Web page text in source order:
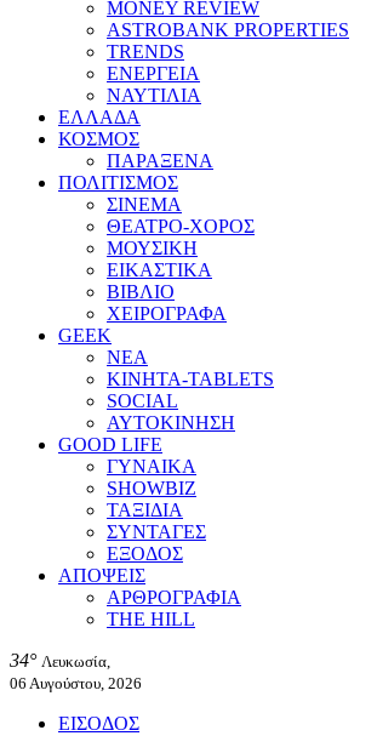
MONEY REVIEW
ASTROBANK PROPERTIES
TRENDS
ΕΝΕΡΓΕΙΑ
ΝΑΥΤΙΛΙΑ
ΕΛΛΑΔΑ
ΚΟΣΜΟΣ
ΠΑΡΑΞΕΝΑ
ΠΟΛΙΤΙΣΜΟΣ
ΣΙΝΕΜΑ
ΘΕΑΤΡΟ-ΧΟΡΟΣ
ΜΟΥΣΙΚΗ
ΕΙΚΑΣΤΙΚΑ
ΒΙΒΛΙΟ
ΧΕΙΡΟΓΡΑΦΑ
GEEK
ΝΕΑ
ΚΙΝΗΤΑ-TABLETS
SOCIAL
ΑΥΤΟΚΙΝΗΣΗ
GOOD LIFE
ΓΥΝΑΙΚΑ
SHOWBIZ
ΤΑΞΙΔΙΑ
ΣΥΝΤΑΓΕΣ
ΕΞΟΔΟΣ
ΑΠΟΨΕΙΣ
ΑΡΘΡΟΓΡΑΦΙΑ
THE HILL
34° Λευκωσία,
06 Αυγούστου, 2026
ΕΙΣΟΔΟΣ